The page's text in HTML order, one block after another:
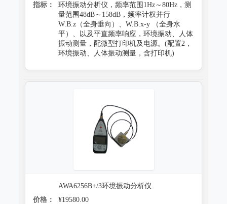
指标：
环境振动分析仪，频率范围1Hz～80Hz，测
量范围48dB～158dB，频率计权并行
W.B.z（全身垂向）、W.B.x-y （全身水
平）、以及平直频率响应，环境振动、人体
振动测量，配微型打印机及电源。(配置2，
环境振动、人体振动测量，含打印机)
AWA6256B+/3环境振动分析仪
价格：
¥19580.00